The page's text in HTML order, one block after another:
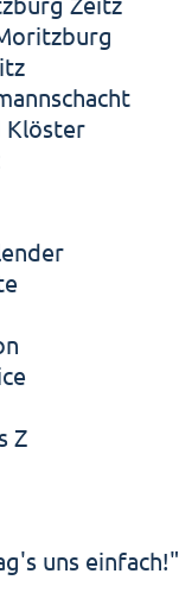
Klöster
Z
uns einfach!"